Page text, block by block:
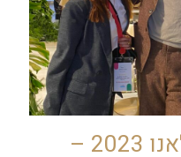
שבוע העיצוב במילאנו 2023 –